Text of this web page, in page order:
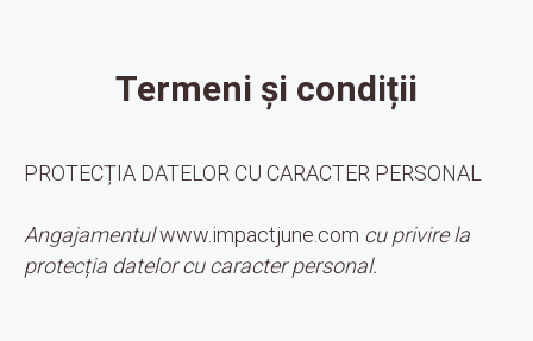
Termeni și condiții
PROTECȚIA DATELOR CU CARACTER PERSONAL
Angajamentulwww.impactjune.com cu privire la
protecția datelor cu caracter personal.